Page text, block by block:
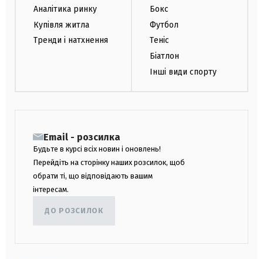
Аналітика ринку
Купівля житла
Тренди і натхнення
Бокс
Футбол
Теніс
Біатлон
Інші види спорту
Email - розсилка
Будьте в курсі всіх новин і оновлень!
Перейдіть на сторінку наших розсилок, щоб
обрати ті, що відповідають вашим
інтересам.
ДО РОЗСИЛОК